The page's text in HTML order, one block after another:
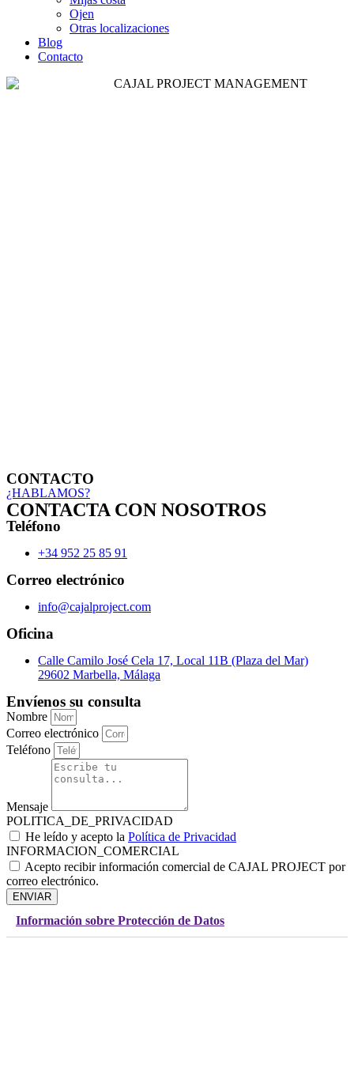
Ojen
Otras localizaciones
Blog
Contacto
CONTACTO
¿HABLAMOS?
CONTACTA CON NOSOTROS
Teléfono
+34 952 25 85 91
Correo electrónico
info@cajalproject.com
Oficina
Calle Camilo José Cela 17, Local 11B (Plaza del Mar)
29602 Marbella, Málaga
Envíenos su consulta
Nombre
Correo electrónico
Teléfono
Mensaje
POLITICA_DE_PRIVACIDAD
He leído y acepto la Política de Privacidad
INFORMACION_COMERCIAL
Acepto recibir información comercial de CAJAL PROJECT por
correo electrónico.
ENVIAR
Información sobre Protección de Datos